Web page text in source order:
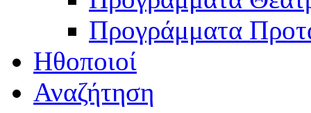
Προγράμματα
Ηθοποιοί
Αναζήτηση